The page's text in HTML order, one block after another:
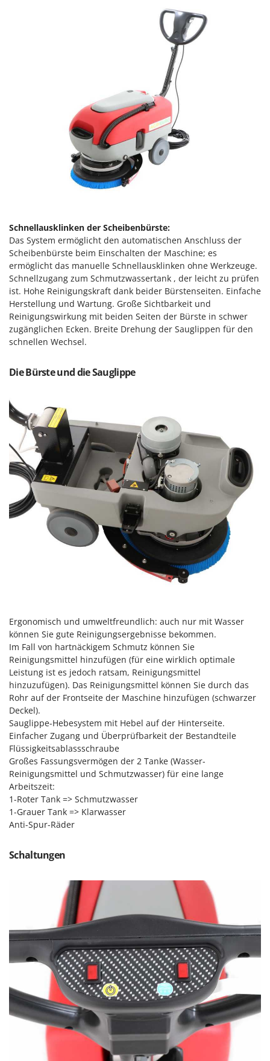
Palettengabeln für Traktoren
Poolroboter
Poolstaubsauger
Rasenmäher
Rasentrimmer - Kantenschneider
Rasentrimmer - Motorsensen - Freischneider
Rührtöpfe mit Elektrischem Rührwerk
Rupfmaschinen
S
Sämaschinen und Düngerstreuer
Schrotmühlen - elektrisch
Schwader für Traktoren
Schweißgeräte
Seilwinden - Motorseilwinden
Sichelmähwerke für Traktoren
Sichelmulcher für Traktoren
Sortierer für Oliven
Sprühgeräte für Pflanzenbehandlung
Stäubegeräte für Traktor
Teppichreiniger und Teppichbodenreiniger
Thermische und mechanische Unkrautbrenner
Tomatenpressen
Tragbare Powerstationen
Traktor-Heckenscheren mit Ausleger
U
Umfüllpumpen
Umkehrfräsen
V
Vakuumiergeräte
Vertikutierer
Vogelscheuchen - Vogelabwehr
Wasserpumpen für Traktoren
Wein- und Obstpressen
Wein- und Ölschichtenfilter
Weitere Produkte
Wiesenwalzen für Traktor
Wippsägen
Wurstfüller
Z
Zerstäuber
Zinkeneggen
Zubehör für Rasentraktoren
GeoTech Pro
Ginko - MGM
Goodyear
GRAEF
Gre
GreenBay
Greenworks
GRIFO
GVS
Helvi
Henx
HiKOKI
Honda
Idromatic
Il-Tec
Imperia
Italyco
ITM
J JOLLY ITALIA
K
KAAZ
Karcher
Kasco
Kemper
Kenwood
Keter
KitchenAid
Lampacrescia - MGM
Landxcape
LAR Casalinghi
Lavor
Linea VZ
Lisam
Lotusgrill
M.A.I.BO.
Macom
Schnellausklinken der Scheibenbürste:
Das System ermöglicht den automatischen Anschluss der
Scheibenbürste beim Einschalten der Maschine; es
ermöglicht das manuelle Schnellausklinken ohne Werkzeuge.
Schnellzugang zum Schmutzwassertank , der leicht zu prüfen
ist. Hohe Reinigungskraft dank beider Bürstenseiten. Einfache
Herstellung und Wartung. Große Sichtbarkeit und
Reinigungswirkung mit beiden Seiten der Bürste in schwer
zugänglichen Ecken. Breite Drehung der Sauglippen für den
schnellen Wechsel.
Die Bürste und die Sauglippe
Ergonomisch und umweltfreundlich: auch nur mit Wasser
können Sie gute Reinigungsergebnisse bekommen.
Im Fall von hartnäckigem Schmutz können Sie
Reinigungsmittel hinzufügen (für eine wirklich optimale
Leistung ist es jedoch ratsam, Reinigungsmittel
hinzuzufügen). Das Reinigungsmittel können Sie durch das
Rohr auf der Frontseite der Maschine hinzufügen (schwarzer
Deckel).
Sauglippe-Hebesystem mit Hebel auf der Hinterseite.
Einfacher Zugang und Überprüfbarkeit der Bestandteile
Flüssigkeitsablassschraube
Großes Fassungsvermögen der 2 Tanke (Wasser-
Reinigungsmittel und Schmutzwasser) für eine lange
Arbeitszeit:
1-Roter Tank => Schmutzwasser
1-Grauer Tank => Klarwasser
Anti-Spur-Räder
Schaltungen